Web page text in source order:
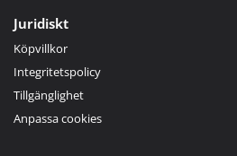
Juridiskt
Köpvillkor
Integritetspolicy
Tillgänglighet
Anpassa cookies